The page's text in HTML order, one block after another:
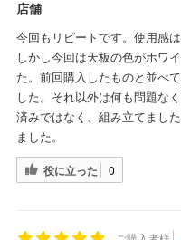
店舗
今回もリピートです。使用感
しかし今回は天板の色がホワ
た。前回購入したものと並べ
した。それ以外は何も問題な
済みではなく、組み立てまし
ました。
役に立った 0